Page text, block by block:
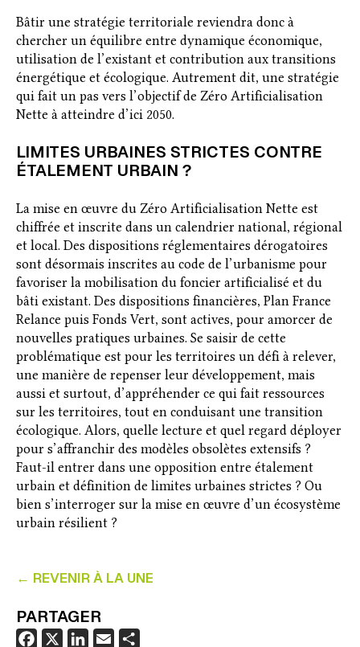
← REVENIR À LA UNE
PARTAGER
X
Bâtir une stratégie territoriale reviendra donc à
chercher un équilibre entre dynamique économique,
utilisation de l’existant et contribution aux transitions
énergétique et écologique. Autrement dit, une stratégie
qui fait un pas vers l’objectif de Zéro Artificialisation
Nette à atteindre d’ici 2050.
LIMITES URBAINES STRICTES CONTRE
ÉTALEMENT URBAIN ?
La mise en œuvre du Zéro Artificialisation Nette est
chiffrée et inscrite dans un calendrier national, régional
et local. Des dispositions réglementaires dérogatoires
sont désormais inscrites au code de l’urbanisme pour
favoriser la mobilisation du foncier artificialisé et du
bâti existant. Des dispositions financières, Plan France
Relance puis Fonds Vert, sont actives, pour amorcer de
nouvelles pratiques urbaines. Se saisir de cette
problématique est pour les territoires un défi à relever,
une manière de repenser leur développement, mais
aussi et surtout, d’appréhender ce qui fait ressources
sur les territoires, tout en conduisant une transition
écologique. Alors, quelle lecture et quel regard déployer
pour s’affranchir des modèles obsolètes extensifs ?
Faut-il entrer dans une opposition entre étalement
urbain et définition de limites urbaines strictes ? Ou
bien s’interroger sur la mise en œuvre d’un écosystème
urbain résilient ?